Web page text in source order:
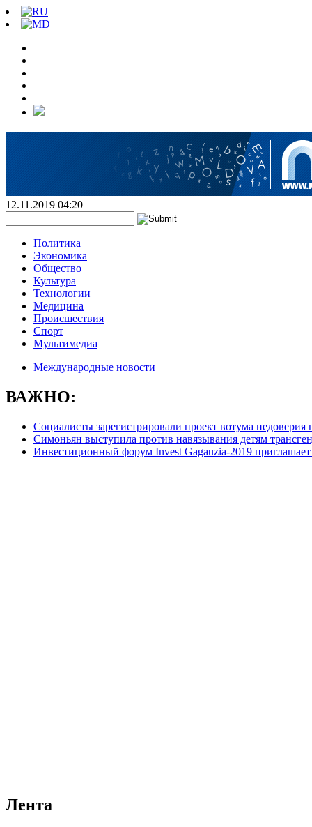
12.11.2019 04:20
Политика
Экономика
Общество
Культура
Технологии
Медицина
Происшествия
Спорт
Мультимедиа
Международные новости
ВАЖНО:
Социалисты зарегистрировали проект вотума
Симоньян выступила против навязывания детям
Инвестиционный форум Invest Gagauzia-2019
Лента